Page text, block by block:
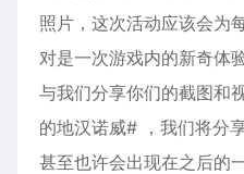
照片，这次活动应该会为
对是一次游戏内的新奇体
与我们分享你们的截图和
的地汉诺威# ，我们将分
甚至也许会出现在之后的